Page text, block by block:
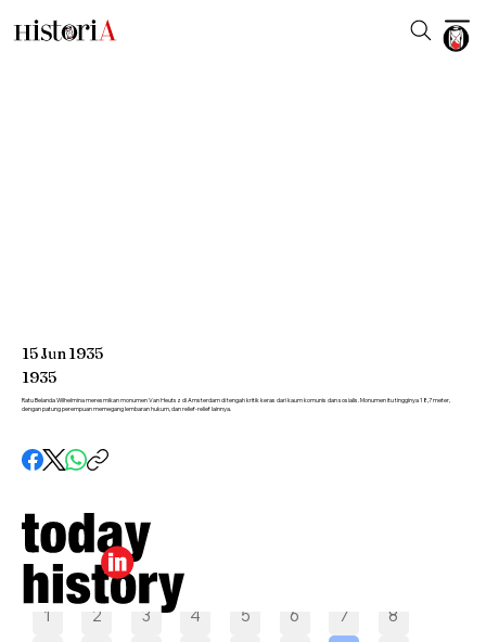
Pilih tanggal
1 2 3 4 5 6 7
8
15Jun1935
1935
Ratu Belanda Wilhelmina meresmikan monumen Van Heutsz di Amsterdam di tengah kritik keras dari kaum komunis dan sosialis. Monumen itu tingginya 18,7 meter,
dengan patung perempuan memegang lembaran hukum, dan relief-relief lainnya.